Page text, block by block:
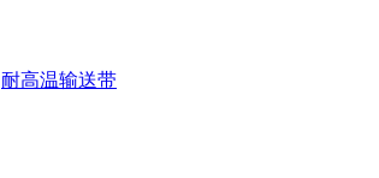
耐高温输送带